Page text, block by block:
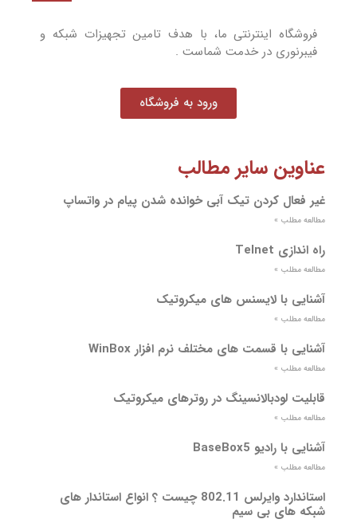
فروشگاه اینترنتی ما، با هدف تامین تجهیزات شبکه و
فیبرنوری در خدمت شماست .
ورود به فروشگاه
عناوین سایر مطالب
غیر فعال کردن تیک آبی خوانده شدن پیام در واتساپ
مطالعه مطلب »
راه اندازی Telnet
مطالعه مطلب »
آشنایی با لایسنس های میکروتیک
مطالعه مطلب »
آشنایی با قسمت های مختلف نرم افزار WinBox
مطالعه مطلب »
قابلیت لودبالانسینگ در روترهای میکروتیک
مطالعه مطلب »
آشنایی با رادیو BaseBox5
مطالعه مطلب »
استاندارد وایرلس 802.11 چیست ؟ انواع استاندار های
شبکه های بی سیم